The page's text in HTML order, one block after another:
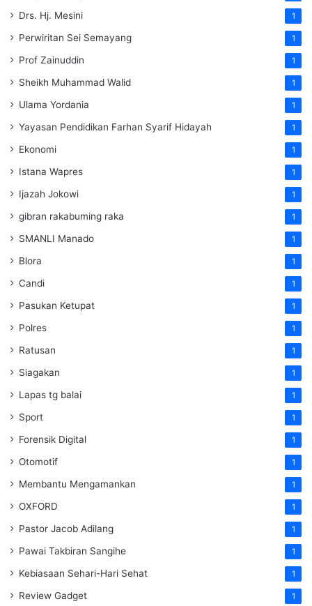
Drs. Hj. Mesini 1
Perwiritan Sei Semayang 1
Prof Zainuddin 1
Sheikh Muhammad Walid 1
Ulama Yordania 1
Yayasan Pendidikan Farhan Syarif Hidayah 1
Ekonomi 1
Istana Wapres 1
Ijazah Jokowi 1
gibran rakabuming raka 1
SMANLI Manado 1
Blora 1
Candi 1
Pasukan Ketupat 1
Polres 1
Ratusan 1
Siagakan 1
Lapas tg balai 1
Sport 1
Forensik Digital 1
Otomotif 1
Membantu Mengamankan 1
OXFORD 1
Pastor Jacob Adilang 1
Pawai Takbiran Sangihe 1
Kebiasaan Sehari-Hari Sehat 1
Review Gadget 1